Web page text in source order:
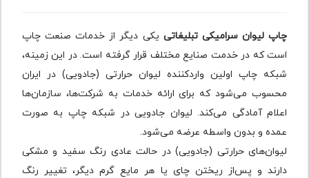
چاپ لیوان سرامیکی تبلیغاتی یکی دیگر از خدمات صنعت چاپ
است که در خدمت صنایع مختلف قرار گرفته ‌است. در این زمینه،
شبکه چاپ اولین واردکننده لیوان حرارتی (جادویی) در ایران
محسوب می‌شود که برای ارائه خدمات به شرکت‌ها، سازمان‌ها
اعلام آمادگی می‌کند. لیوان‌ جادویی در شبکه چاپ به صورت
عمده و بدون واسطه عرضه می‌شود.
لیوان‌های حرارتی (جادویی) در حالت عادی رنگ سفید و مشکی
دارند و پس‌از ریختن چای یا هر مایع گرم دیگر، تغییر رنگ